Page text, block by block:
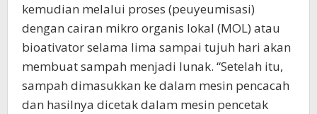
kemudian melalui proses (peuyeumisasi)
dengan cairan mikro organis lokal (MOL) atau
bioativator selama lima sampai tujuh hari akan
membuat sampah menjadi lunak. “Setelah itu,
sampah dimasukkan ke dalam mesin pencacah
dan hasilnya dicetak dalam mesin pencetak